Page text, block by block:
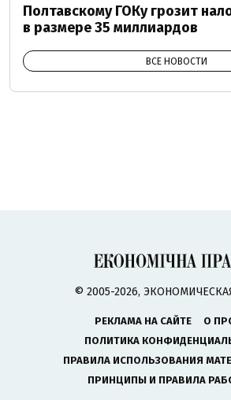
Полтавскому ГОКу грозит
в размере 35 миллиардов
ВСЕ НОВОСТИ
© 2005-2026,
РЕКЛАМА НА САЙТЕ
О
ПОЛИТИКА
ПРАВИЛА ИСПОЛЬЗОВАНИЯ
ПРИНЦИПЫ И ПРАВИЛА